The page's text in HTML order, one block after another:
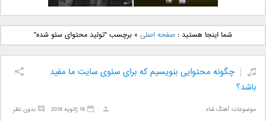
دانلود آهنگ جدید بهنام
بانی بنام قرص قمر 2
دانلود آهنگ جدید علی
یاسینی بنام دورترین نزدیک
شما اینجا هستید :صفحه اصلی »برچسب "تولید محتوای سئو شده"
چگونه محتوایی بنویسیم که برای سئوی سایت ما مفید
باشد؟
موضوعات:آهنگ شاد بدون نظر 18 ژانویه 2018